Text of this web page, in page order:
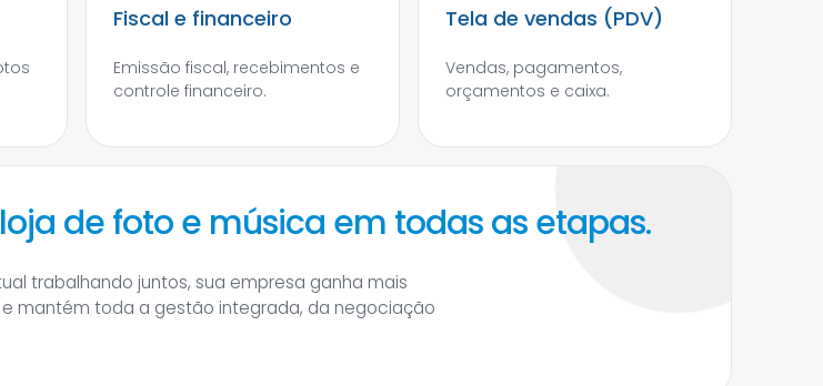
Fiscal e financeiro
Emissão fiscal, recebimentos e
controle financeiro.
Tela de vendas (PDV)
Vendas, pagamentos,
orçamentos e caixa.
de foto e música em todas as etapas.
trabalhando juntos, sua empresa ganha mais
mantém toda a gestão integrada, da negociação